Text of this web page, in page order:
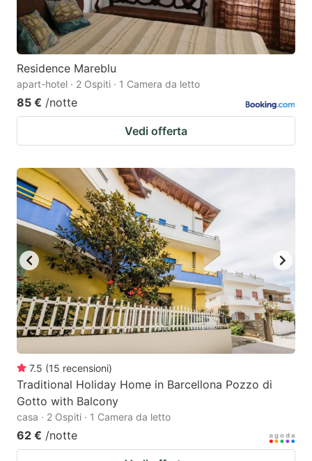
Residence Mareblu
apart-hotel · 2 Ospiti · 1 Camera da letto
85 € /notte
Vedi offerta
7.5 (15 recensioni)
Traditional Holiday Home in Barcellona Pozzo di
Gotto with Balcony
casa · 2 Ospiti · 1 Camera da letto
62 € /notte